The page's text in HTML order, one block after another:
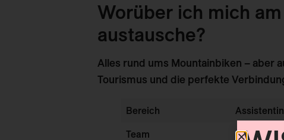
Worüber ich mich
austausche?
Alles rund ums Mountainbiken – aber
Tourismus und die perfekte
Bereich
Team
ALLEGRA